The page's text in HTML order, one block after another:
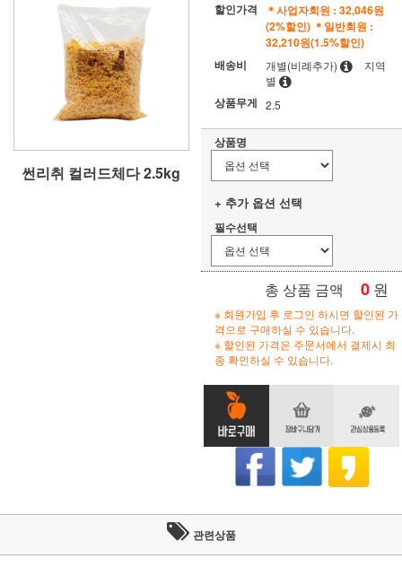
썬리취 컬러드체다 2.5kg
할인가격
＊사업자회원 : 32,046원
(2%할인) ＊일반회원 :
32,210원(1.5%할인)
배송비
개별(비례추가)
지역
별
상품무게 2.5
상품명
+ 추가 옵션 선택
필수선택
총 상품 금액 0 원
※ 회원가입 후 로그인 하시면 할인된 가
격으로 구매하실 수 있습니다.
※ 할인된 가격은 주문서에서 결제시 최
종 확인하실 수 있습니다.
관련상품